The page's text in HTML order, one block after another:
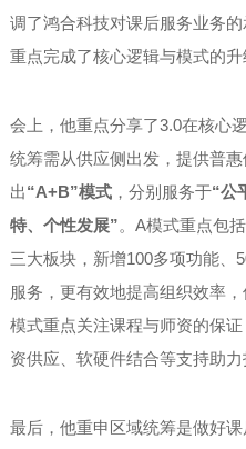
调了鸿合科技对课后服务业务
重点完成了核心逻辑与模式的升
会上，他重点分享了3.0在核心
统筹需从供应侧出发，提供普
出“A+B”模式，分别服务于“公
特、个性发展”。A模式重点包
三大板块，新增100多项功能、
服务，更有效地提高组织效率
模式重点关注课程与师资的保
资供应、软硬件结合等支持助力
最后，他重申区域统筹是做好